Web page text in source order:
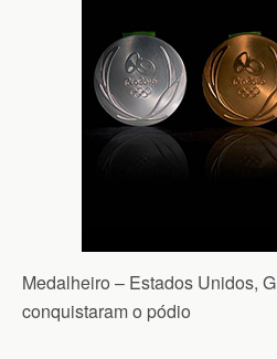
Medalheiro – Estados Unidos,
conquistaram o pódio